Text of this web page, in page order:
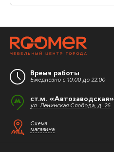
Время работы
Ежедневно с 10:00 до 22:00
ст.м. «Автозаводская»
ул. Ленинская Слобода, д. 26
Схема
магазина